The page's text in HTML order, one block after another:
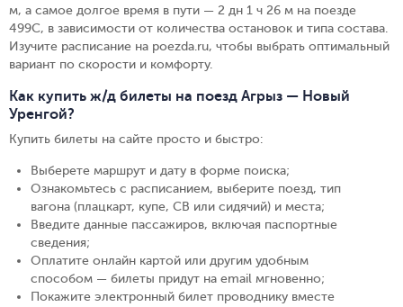
м, а самое долгое время в пути — 2 дн 1 ч 26 м на поезде
499С, в зависимости от количества остановок и типа состава.
Изучите расписание на poezda.ru, чтобы выбрать оптимальный
вариант по скорости и комфорту.
Как купить ж/д билеты на поезд Агрыз — Новый
Уренгой?
Купить билеты на сайте просто и быстро:
Выберете маршрут и дату в форме поиска;
Ознакомьтесь с расписанием, выберите поезд, тип
вагона (плацкарт, купе, СВ или сидячий) и места;
Введите данные пассажиров, включая паспортные
сведения;
Оплатите онлайн картой или другим удобным
способом — билеты придут на email мгновенно;
Покажите электронный билет проводнику вместе